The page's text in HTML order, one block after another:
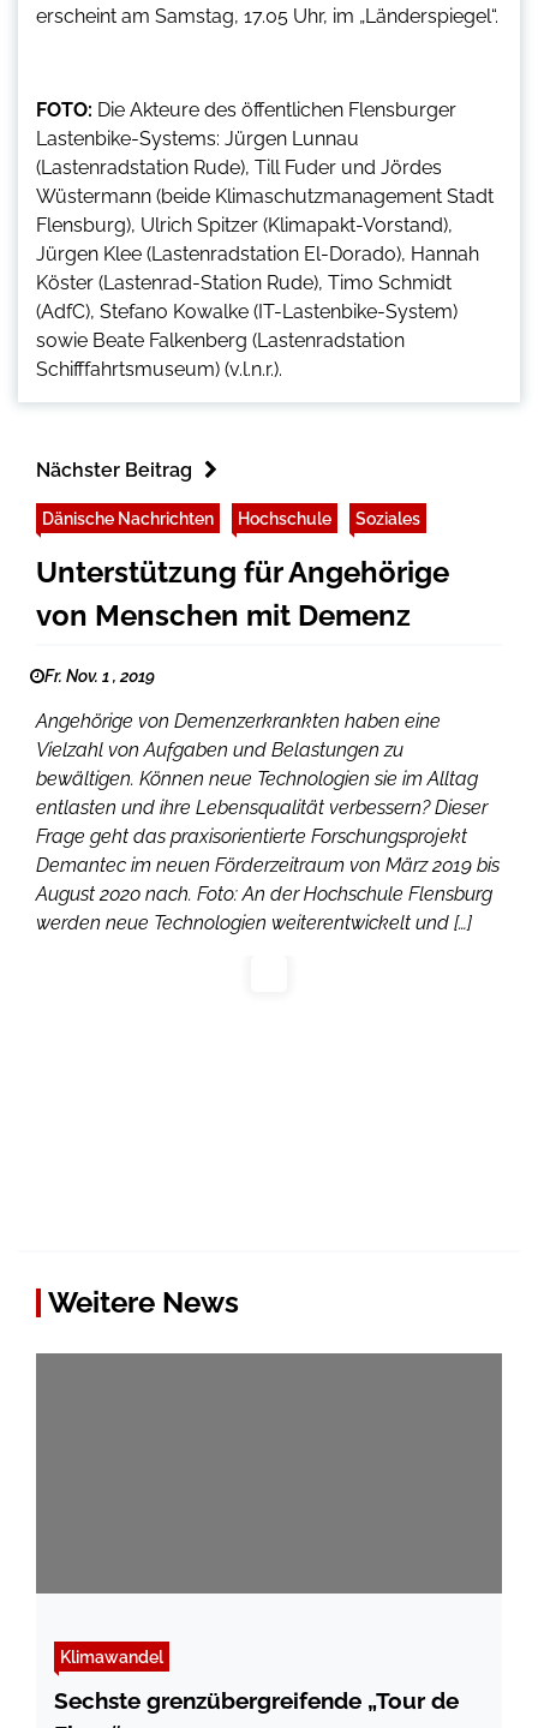
erscheint am Samstag, 17.05 Uhr, im „Länderspiegel“.
FOTO: Die Akteure des öffentlichen Flensburger
Lastenbike-Systems: Jürgen Lunnau
(Lastenradstation Rude), Till Fuder und Jördes
Wüstermann (beide Klimaschutzmanagement Stadt
Flensburg), Ulrich Spitzer (Klimapakt-Vorstand),
Jürgen Klee (Lastenradstation El-Dorado), Hannah
Köster (Lastenrad-Station Rude), Timo Schmidt
(AdfC), Stefano Kowalke (IT-Lastenbike-System)
sowie Beate Falkenberg (Lastenradstation
Schifffahrtsmuseum) (v.l.n.r.).
Nächster Beitrag
Dänische Nachrichten Hochschule Soziales
Unterstützung für Angehörige
von Menschen mit Demenz
Fr. Nov. 1 , 2019
Angehörige von Demenzerkrankten haben eine
Vielzahl von Aufgaben und Belastungen zu
bewältigen. Können neue Technologien sie im Alltag
entlasten und ihre Lebensqualität verbessern? Dieser
Frage geht das praxisorientierte Forschungsprojekt
Demantec im neuen Förderzeitraum von März 2019 bis
August 2020 nach. Foto: An der Hochschule Flensburg
werden neue Technologien weiterentwickelt und […]
Weitere News
Klimawandel
Sechste grenzübergreifende „Tour de